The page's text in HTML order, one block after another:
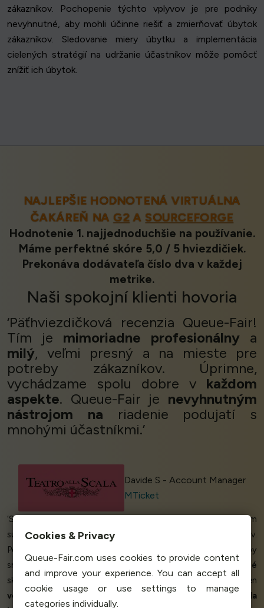
zákazníkov. Pochopenie týchto vplyvov je pre podniky
nevyhnutné, aby mohli účinne riešiť a zmierňovať úbytok
zákazníkov. Sledovanie miery úbytku a implementácia
cielených stratégií na udržanie účastníkov môže pomôcť
znížiť ich úbytok.
NAJLEPŠIE HODNOTENÁ VIRTUÁLNA
ČAKÁREŇ NAG2 A SOURCEFORGE
Hodnotenie 1. najjednoduchšie na používanie.
Máme perfektné skóre 5,0 / 5 hviezdičiek.
Prekonáva dodávateľa číslo dva v každej
metrike.
Naši spokojní klienti hovoria
‘Päťhviezdičková recenzia Queue-Fair!
Tím je mimoriadne profesionálny a
milý, veľmi presný a na mieste pre
potreby zákazníkov. Úprimne,
vychádzame spolu dobre v každom
aspekte. Queue-Fair je nevyhnutným
nástrojom na riadenie podujatí s
mnohými účastníkmi.’
Davide S - Account Manager
MTicket
‘Spolupracujeme s niektorými z
a s tým
súvisí ajveľký dopytpočas výpredajov a poklesov.
Potrebujeme
, aby
sme všetkým zákazníkom poskytli
spravodlivé
bezbolestné
skúsenosti pri práci s našou platformou. Queue-Fair sa nielen
veľmi ľahko
implementovala - za jeden deň! - a
prebehla
Cookies & Privacy
Queue-Fair.com uses cookies to provide content
and improve your experience. You can accept all
cookie usage or use settings to manage
categories individually.